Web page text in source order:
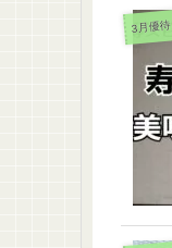
3月優待